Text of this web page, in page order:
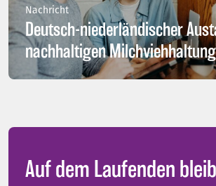
Nachricht
Deutsch-niederländischer
nachhaltigen Milchviehhaltung
Auf dem Laufenden